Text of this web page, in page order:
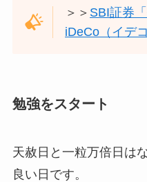
＞＞ SBI証券
iDeCo（イデコ
勉強をスタート
天赦日と一粒万倍日は
良い日です。